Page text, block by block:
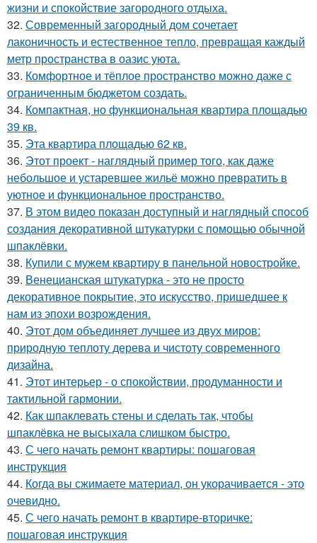
жизни и спокойствие загородного отдыха.
32. Современный загородный дом сочетает
лаконичность и естественное тепло, превращая каждый
метр пространства в оазис уюта.
33. Комфортное и тёплое пространство можно даже с
ограниченным бюджетом создать.
34. Компактная, но функциональная квартира площадью
39 кв.
35. Эта квартира площадью 62 кв.
36. Этот проект - наглядный пример того, как даже
небольшое и устаревшее жильё можно превратить в
уютное и функциональное пространство.
37. В этом видео показан доступный и наглядный способ
создания декоративной штукатурки с помощью обычной
шпаклёвки.
38. Купили с мужем квартиру в панельной новостройке.
39. Венецианская штукатурка - это не просто
декоративное покрытие, это искусство, пришедшее к
нам из эпохи возрождения.
40. Этот дом объединяет лучшее из двух миров:
природную теплоту дерева и чистоту современного
дизайна.
41. Этот интерьер - о спокойствии, продуманности и
тактильной гармонии.
42. Как шпаклевать стены и сделать так, чтобы
шпаклёвка не высыхала слишком быстро.
43. С чего начать ремонт квартиры: пошаговая
инструкция
44. Когда вы сжимаете материал, он укорачивается - это
очевидно.
45. С чего начать ремонт в квартире-вторичке:
пошаговая инструкция